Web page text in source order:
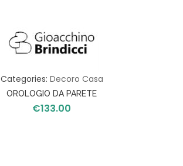
Categories: Decoro Casa
OROLOGIO DA PARETE
MAPPAMONDO
€133.00